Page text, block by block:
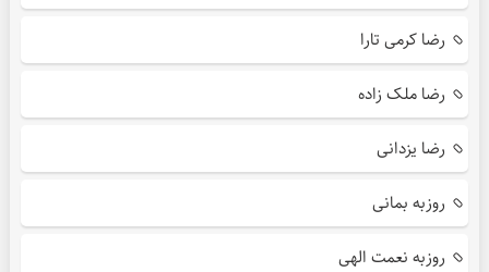
رضا کرمی تارا
رضا ملک زاده
رضا یزدانی
روزبه بمانی
روزبه نعمت الهی